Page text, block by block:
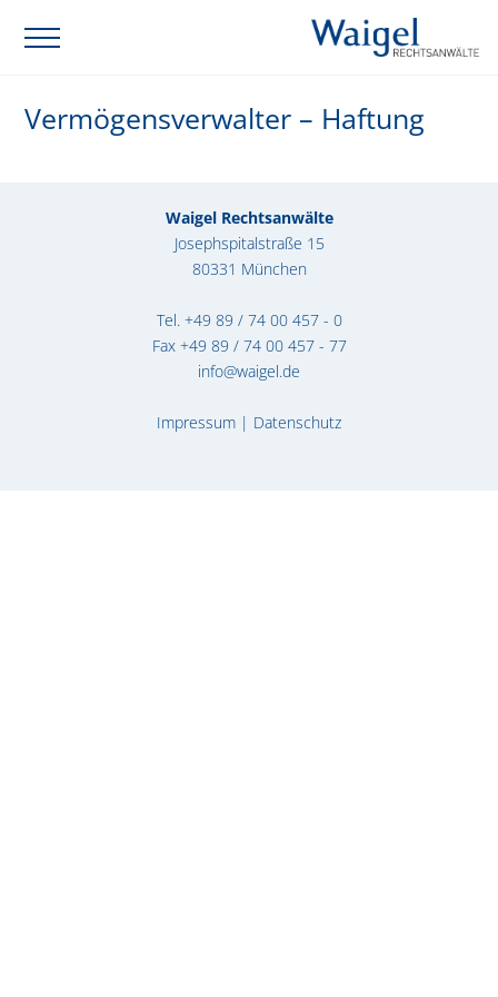
Vermögensverwalter – Haftung
Waigel Rechtsanwälte
Josephspitalstraße 15
80331 München
Tel. +49 89 / 74 00 457 - 0
Fax +49 89 / 74 00 457 - 77
info@waigel.de
Impressum | Datenschutz